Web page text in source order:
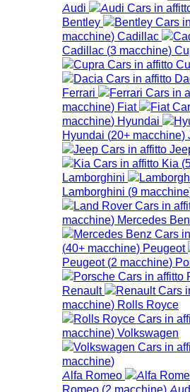
Audi
Bentley
macchine) Cadillac
Cadillac (3 macchine)
Ferrari
macchine) Fiat
macchine) Hyundai
Hyundai (20+ macchine)
Kia (
Lamborghini
Lamborghini (9 macchine
macchine) Mercedes
(40+ macchine) Peugeot
Peugeot (2 macchine)
Renault
macchine) Rolls Royce
macchine) Volkswagen
macchine)
Alfa Romeo